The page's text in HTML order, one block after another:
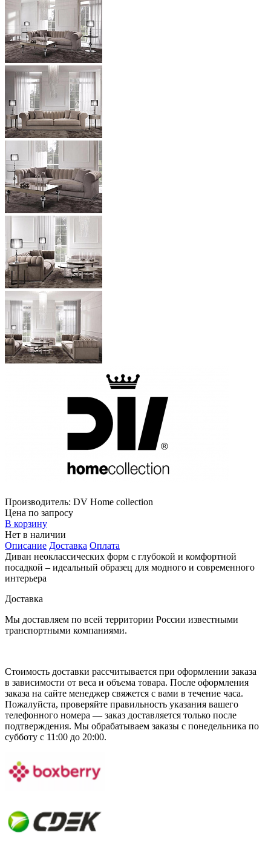
Производитель: DV Home collection
Цена по запросу
В корзину
Нет в наличии
Описание Доставка Оплата
Диван неоклассических форм с глубокой и комфортной
посадкой – идеальный образец для модного и современного
интерьера
Доставка
Мы доставляем по всей территории России известными
транспортными компаниями.
Стоимость доставки рассчитывается при оформлении заказа
в зависимости от веса и объема товара. После оформления
заказа на сайте менеджер свяжется с вами в течение часа.
Пожалуйста, проверяйте правильность указания вашего
телефонного номера — заказ доставляется только после
подтверждения. Мы обрабатываем заказы с понедельника по
субботу с 11:00 до 20:00.